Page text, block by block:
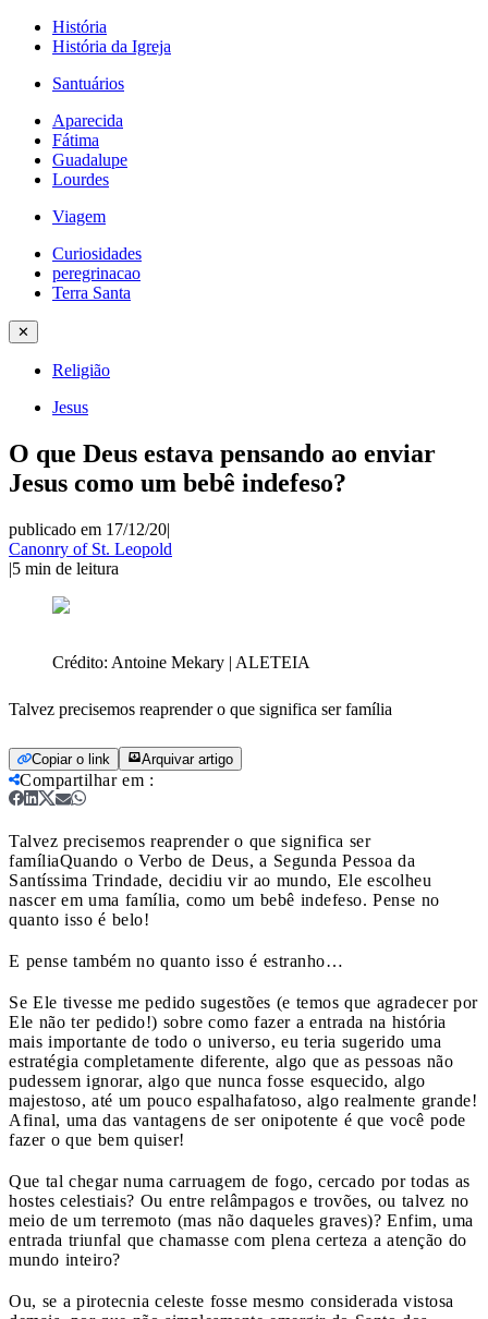
História
História da Igreja
Santuários
Aparecida
Fátima
Guadalupe
Lourdes
Viagem
Curiosidades
peregrinacao
Terra Santa
✕
Religião
Jesus
O que Deus estava pensando ao enviar
Jesus como um bebê indefeso?
publicado em 17/12/20|
Canonry of St. Leopold
|5 min de leitura
Crédito: Antoine Mekary | ALETEIA
Talvez precisemos reaprender o que significa ser família
Copiar o link Arquivar artigo
Compartilhar em :
Talvez precisemos reaprender o que significa ser
famíliaQuando o Verbo de Deus, a Segunda Pessoa da
Santíssima Trindade, decidiu vir ao mundo, Ele escolheu
nascer em uma família, como um bebê indefeso. Pense no
quanto isso é belo!
E pense também no quanto isso é estranho…
Se Ele tivesse me pedido sugestões (e temos que agradecer por
Ele não ter pedido!) sobre como fazer a entrada na história
mais importante de todo o universo, eu teria sugerido uma
estratégia completamente diferente, algo que as pessoas não
pudessem ignorar, algo que nunca fosse esquecido, algo
majestoso, até um pouco espalhafatoso, algo realmente grande!
Afinal, uma das vantagens de ser onipotente é que você pode
fazer o que bem quiser!
Que tal chegar numa carruagem de fogo, cercado por todas as
hostes celestiais? Ou entre relâmpagos e trovões, ou talvez no
meio de um terremoto (mas não daqueles graves)? Enfim, uma
entrada triunfal que chamasse com plena certeza a atenção do
mundo inteiro?
Ou, se a pirotecnia celeste fosse mesmo considerada vistosa